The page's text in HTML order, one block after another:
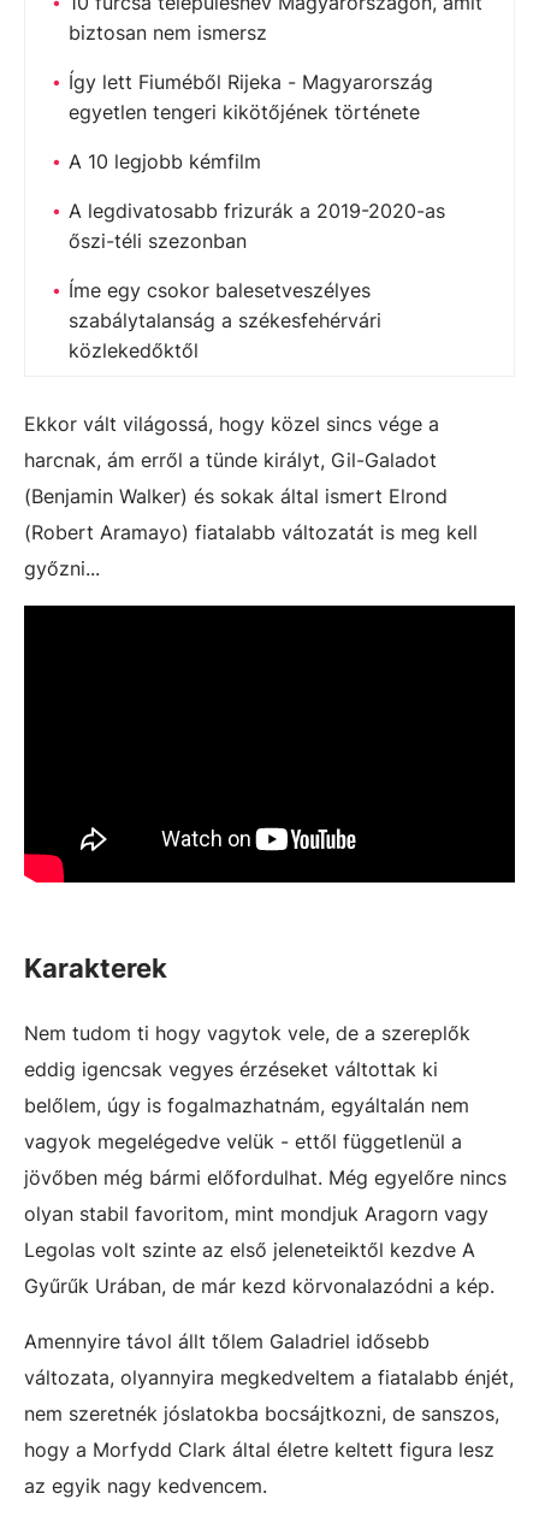
biztosan nem ismersz
Így lett Fiuméből Rijeka - Magyarország
egyetlen tengeri kikötőjének története
A 10 legjobb kémfilm
A legdivatosabb frizurák a 2019-2020-as
őszi-téli szezonban
Íme egy csokor balesetveszélyes
szabálytalanság a székesfehérvári
közlekedőktől
Ekkor vált világossá, hogy közel sincs vége a
harcnak, ám erről a tünde királyt, Gil-Galadot
(Benjamin Walker) és sokak által ismert Elrond
(Robert Aramayo) fiatalabb változatát is meg kell
győzni...
Karakterek
Nem tudom ti hogy vagytok vele, de a szereplők
eddig igencsak vegyes érzéseket váltottak ki
belőlem, úgy is fogalmazhatnám, egyáltalán nem
vagyok megelégedve velük - ettől függetlenül a
jövőben még bármi előfordulhat. Még egyelőre nincs
olyan stabil favoritom, mint mondjuk Aragorn vagy
Legolas volt szinte az első jeleneteiktől kezdve A
Gyűrűk Urában, de már kezd körvonalazódni a kép.
Amennyire távol állt tőlem Galadriel idősebb
változata, olyannyira megkedveltem a fiatalabb énjét,
nem szeretnék jóslatokba bocsájtkozni, de sanszos,
hogy a Morfydd Clark által életre keltett figura lesz
az egyik nagy kedvencem.